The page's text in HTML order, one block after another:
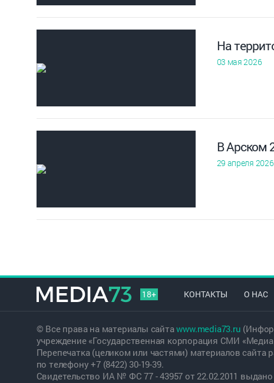
На
03 мая 2026
В Арском
29 апреля 2026
18+ КОНТАКТЫ О НАС
© Все права на материалы сайтаwww.media73.ru
учреждение «Государственная корпорация СМИ «Медиа
Перепечатка (целиком или частями) материалов
по телефону +7 (8422) 30-19-39.
Свидетельство ИА № ФС 77 - 43957 от 22.02.2011